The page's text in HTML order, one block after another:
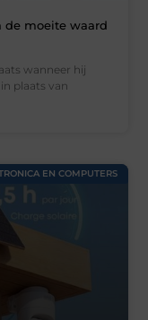
de moeite waard
wanneer hij
plaats van
EN COMPUTERS